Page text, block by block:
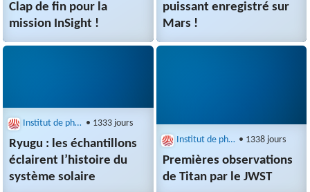
Clap de fin pour la
mission InSight !
puissant enregistré sur
Mars !
Institut de physique du globe de Paris (IPGP) • 1333 jours
Ryugu : les échantillons
éclairent l’histoire du
système solaire
Institut de physique du globe de Paris (IPGP) • 1338 jours
Premières observations
de Titan par le JWST